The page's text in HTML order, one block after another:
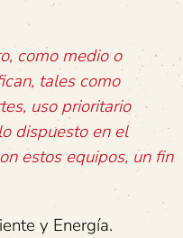
como medio o
tales como
uso prioritario
dispuesto en el
estos equipos, un fin
y Energía.